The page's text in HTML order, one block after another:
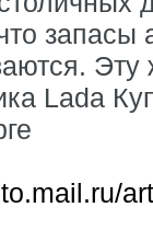
Lada